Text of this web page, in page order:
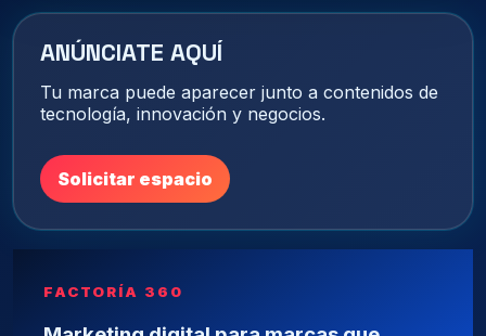
ANÚNCIATE AQUÍ
Tu marca puede aparecer junto a contenidos de
tecnología, innovación y negocios.
Solicitar espacio
FACTORÍA 360